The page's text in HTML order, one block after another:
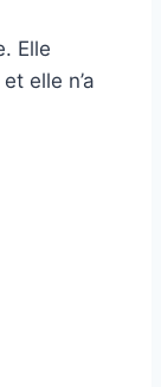
Elle
elle n’a